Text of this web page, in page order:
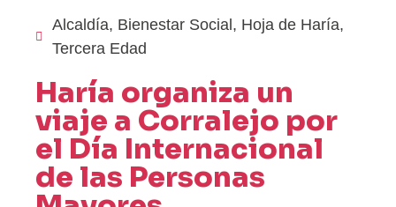
Alcaldía, Bienestar Social , Hoja de Haría,
Tercera Edad
Haría organiza un
viaje a Corralejo por
el Día Internacional
de las Personas